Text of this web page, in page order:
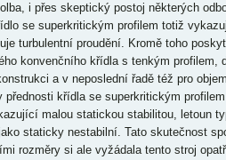
i přes skeptický postoj některých
se superkritickým profilem totiž
turbulentní proudění. Kromě toho
konvenčního křídla s tenkým profilem,
a v neposlední řadě též pro
přednosti křídla se superkritickým
malou statickou stabilitou, letoun
staticky nestabilní. Tato skutečnost
rozměry si ale vyžádala tento stroj